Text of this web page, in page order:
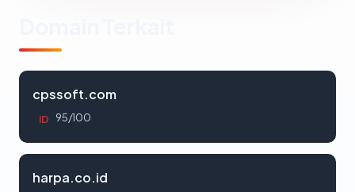
cpssoft.com
ID 95/100
harpa.co.id